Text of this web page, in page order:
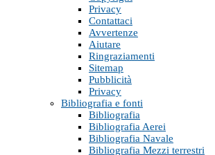
Privacy
Contattaci
Avvertenze
Aiutare
Ringraziamenti
Sitemap
Pubblicità
Privacy
Bibliografia e fonti
Bibliografia
Bibliografia Aerei
Bibliografia Navale
Bibliografia Mezzi terrestri